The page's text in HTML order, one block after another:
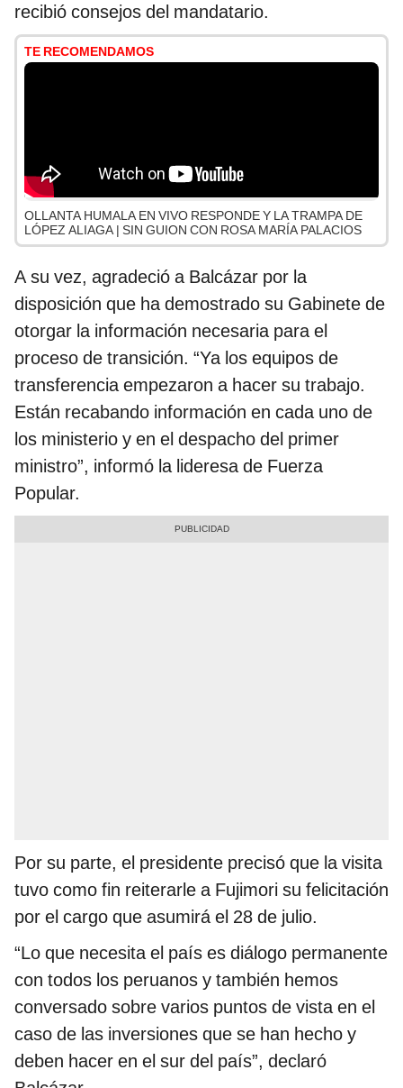
recibió consejos del mandatario.
TE RECOMENDAMOS
OLLANTA HUMALA EN VIVO RESPONDE Y LA TRAMPA DE
LÓPEZ ALIAGA | SIN GUION CON ROSA MARÍA PALACIOS
A su vez, agradeció a Balcázar por la
disposición que ha demostrado su Gabinete de
otorgar la información necesaria para el
proceso de transición. “Ya los equipos de
transferencia empezaron a hacer su trabajo.
Están recabando información en cada uno de
los ministerio y en el despacho del primer
ministro”, informó la lideresa de Fuerza
Popular.
Por su parte, el presidente precisó que la visita
tuvo como fin reiterarle a Fujimori su felicitación
por el cargo que asumirá el 28 de julio.
“Lo que necesita el país es diálogo permanente
con todos los peruanos y también hemos
conversado sobre varios puntos de vista en el
caso de las inversiones que se han hecho y
deben hacer en el sur del país”, declaró